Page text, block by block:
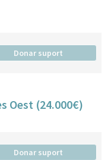
Donar suport
Oest (24.000€)
Donar suport